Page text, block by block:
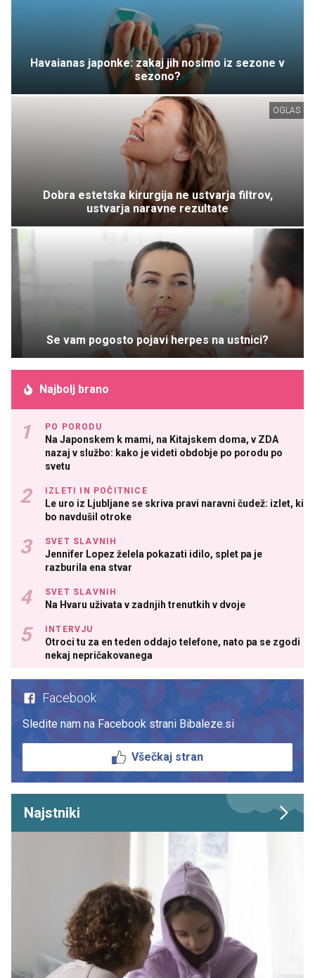
Havaianas japonke: zakaj jih nosimo iz sezone v
sezono?
OGLAS
Dobra estetska kirurgija ne ustvarja filtrov,
ustvarja naravne rezultate
Se vam pogosto pojavi herpes na ustnici?
Najbolj brano
PO PORODU
Na Japonskem k mami, na Kitajskem doma, v ZDA
nazaj v službo: kako je videti obdobje po porodu po
svetu
IZLETI IN POČITNICE
Le uro iz Ljubljane se skriva pravi naravni čudež: izlet, ki
bo navdušil otroke
SVET SLAVNIH
Jennifer Lopez želela pokazati idilo, splet pa je
razburila ena stvar
SVET SLAVNIH
Na Hvaru uživata v zadnjih trenutkih v dvoje
INTERVJU
Otroci tu za en teden oddajo telefone, nato pa se zgodi
nekaj nepričakovanega
Facebook
Sledite nam na Facebook strani Bibaleze.si
Všečkaj stran
Najstniki